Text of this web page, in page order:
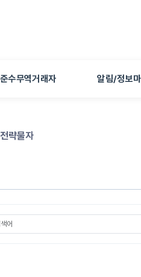
수무역거래자 알림/정보
략물자